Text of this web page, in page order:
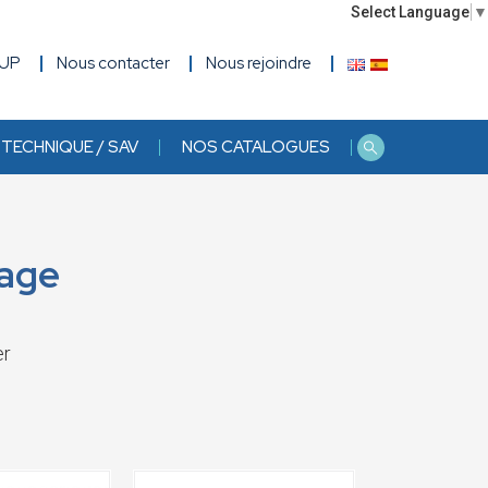
Select Language ▼
Nous contacter Nous rejoindre
/ SAV NOS CATALOGUES